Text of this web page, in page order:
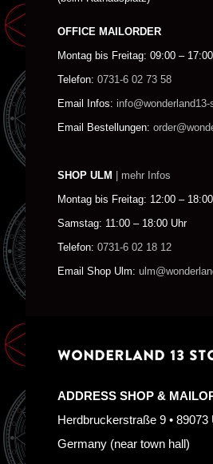
OFFICE MAILORDER
Montag bis Freitag: 09:00 –
Telefon: 0731-6 02 73 58
Email Infos:
Email Bestellungen:
SHOP ULM | mehr Infos
Montag bis Freitag: 12:00 –
Samstag: 11:00 – 18:00 Uhr
Telefon: 0731-6 02 18 12
Email Shop Ulm:
WONDERLAND 13
ADDRESS SHOP &
Herdbruckerstraße 9 • 89073
Germany (near town hall)